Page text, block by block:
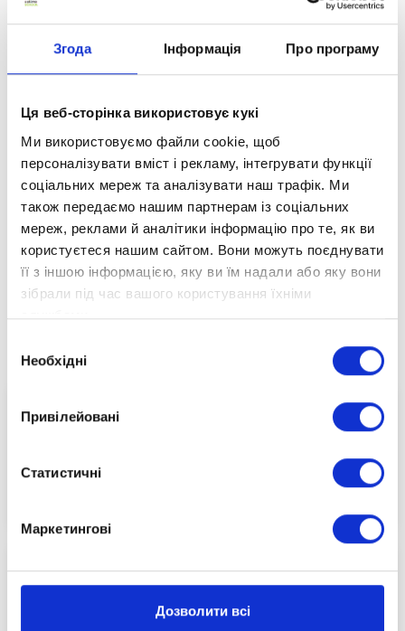
Згода Інформація Про програму
Ця веб-сторінка використовує кукі
Ми використовуємо файли cookie, щоб
персоналізувати вміст і рекламу, інтегрувати функції
соціальних мереж та аналізувати наш трафік. Ми
також передаємо нашим партнерам із соціальних
мереж, реклами й аналітики інформацію про те, як ви
користуєтеся нашим сайтом. Вони можуть поєднувати
її з іншою інформацією, яку ви їм надали або яку вони
зібрали під час вашого користування їхніми
службами.
згоди
Необхідні
Привілейовані
Статистичні
Маркетингові
Дозволити всі
Про можливості навчання за кордоном,
дистанційні міжнародні освітні програми та підготовку
Про професійну освіту в дистанційному коледжі
OPTIMA після 9 класу.
Під час вебінару кожен учасник зможе поставити
питання нашим спікерам та отримати фахові відповіді.
Подія вже відбулася!
Переглянути її та інші події ви можете на нашому
YouTube-каналі
https://www.youtube.com/@optimaschool